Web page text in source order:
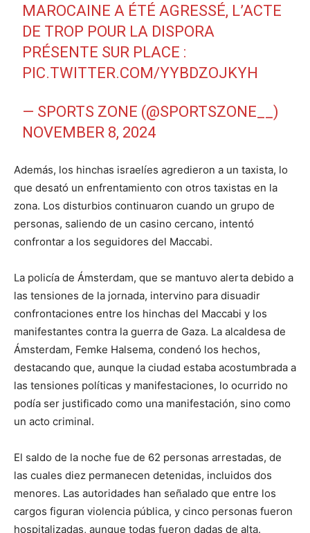
MAROCAINE A ÉTÉ AGRESSÉ, L’ACTE
DE TROP POUR LA DISPORA
PRÉSENTE SUR PLACE :
PIC.TWITTER.COM/YYBDZOJKYH
— SPORTS ZONE (@SPORTSZONE__)
NOVEMBER 8, 2024
Además, los hinchas israelíes agredieron a un taxista, lo
que desató un enfrentamiento con otros taxistas en la
zona. Los disturbios continuaron cuando un grupo de
personas, saliendo de un casino cercano, intentó
confrontar a los seguidores del Maccabi.
La policía de Ámsterdam, que se mantuvo alerta debido a
las tensiones de la jornada, intervino para disuadir
confrontaciones entre los hinchas del Maccabi y los
manifestantes contra la guerra de Gaza. La alcaldesa de
Ámsterdam, Femke Halsema, condenó los hechos,
destacando que, aunque la ciudad estaba acostumbrada a
las tensiones políticas y manifestaciones, lo ocurrido no
podía ser justificado como una manifestación, sino como
un acto criminal.
El saldo de la noche fue de 62 personas arrestadas, de
las cuales diez permanecen detenidas, incluidos dos
menores. Las autoridades han señalado que entre los
cargos figuran violencia pública, y cinco personas fueron
hospitalizadas, aunque todas fueron dadas de alta.